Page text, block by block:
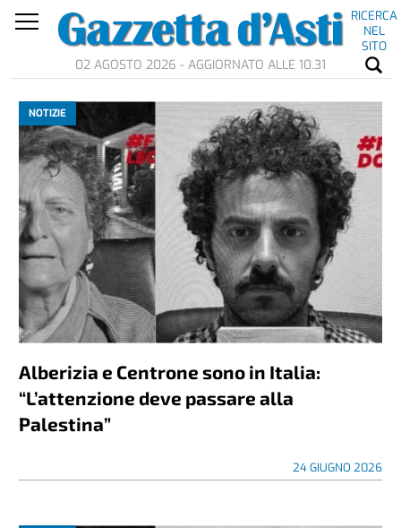
RICERCA
NEL
SITO
02 AGOSTO 2026 - AGGIORNATO ALLE 10.31
NOTIZIE
Alberizia e Centrone sono in Italia:
“L’attenzione deve passare alla
Palestina”
24 GIUGNO 2026